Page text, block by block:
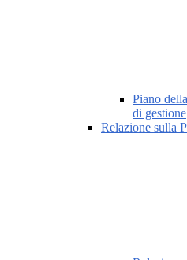
Piano
di gestione
Relazione sulla